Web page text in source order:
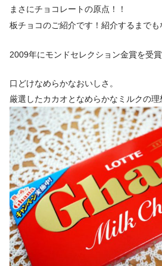
まさにチョコレートの原点！！
板チョコのご紹介です！紹介するまで
2009年にモンドセレクション金賞を受賞
口どけなめらかなおいしさ。
厳選したカカオとなめらかなミルクの理